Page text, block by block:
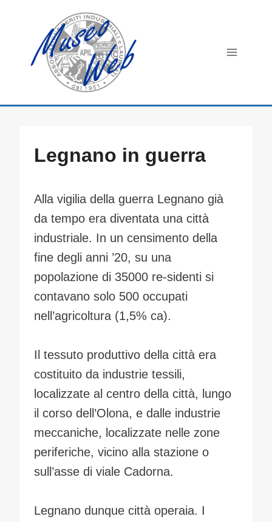
contenuto
Legnano in guerra
Alla vigilia della guerra Legnano già
da tempo era diventata una città
industriale. In un censimento della
fine degli anni ’20, su una
popolazione di 35000 re-sidenti si
contavano solo 500 occupati
nell’agricoltura (1,5% ca).
Il tessuto produttivo della città era
costituito da industrie tessili,
localizzate al centro della città, lungo
il corso dell’Olona, e dalle industrie
meccaniche, localizzate nelle zone
periferiche, vicino alla stazione o
sull’asse di viale Cadorna.
Legnano dunque città operaia. I